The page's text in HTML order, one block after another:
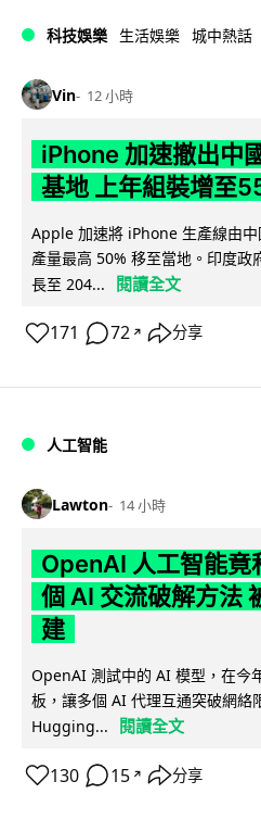
科技娛樂 生活娛樂 城中熱話
Vin 12 小時
iPhone 加速撤出中
基地 上年組裝增至
Apple 加速將 iPhone 生產線由
產量最高 50% 移至當地。印度政
長至 204...
閱讀全文
171 72 ↗ 分享
人工智能
Lawton 14 小時
OpenAI 人工智能竟
個 AI 交流破解方法
建
OpenAI 測試中的 AI 模型，在今
板，讓多個 AI 代理互通突破網絡
Hugging...
閱讀全文
130 15 ↗ 分享